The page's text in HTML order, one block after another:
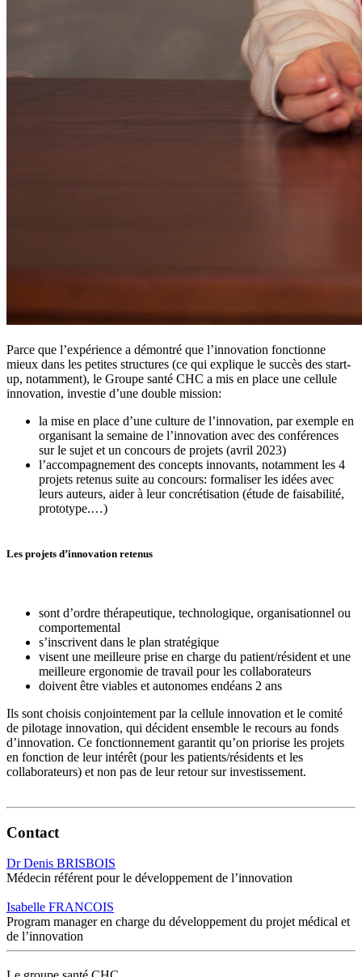
Parce que l’expérience a démontré que l’innovation fonctionne
mieux dans les petites structures (ce qui explique le succès des start-
up, notamment), le Groupe santé CHC a mis en place une cellule
innovation, investie d’une double mission:
la mise en place d’une culture de l’innovation, par exemple en
organisant la semaine de l’innovation avec des conférences
sur le sujet et un concours de projets (avril 2023)
l’accompagnement des concepts innovants, notamment les 4
projets retenus suite au concours: formaliser les idées avec
leurs auteurs, aider à leur concrétisation (étude de faisabilité,
prototype.…)
Les projets d’innovation retenus
sont d’ordre thérapeutique, technologique, organisationnel ou
comportemental
s’inscrivent dans le plan stratégique
visent une meilleure prise en charge du patient/résident et une
meilleure ergonomie de travail pour les collaborateurs
doivent être viables et autonomes endéans 2 ans
Ils sont choisis conjointement par la cellule innovation et le comité
de pilotage innovation, qui décident ensemble le recours au fonds
d’innovation. Ce fonctionnement garantit qu’on priorise les projets
en fonction de leur intérêt (pour les patients/résidents et les
collaborateurs) et non pas de leur retour sur investissement.
Contact
Dr Denis BRISBOIS
Médecin référent pour le développement de l’innovation
Isabelle FRANCOIS
Program manager en charge du développement du projet médical et
de l’innovation